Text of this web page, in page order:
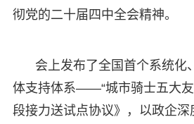
彻党的二十届四中全会精神。
会上发布了全国首个系统化
体支持体系——“城市骑士五大友
段接力送试点协议》，以政企深